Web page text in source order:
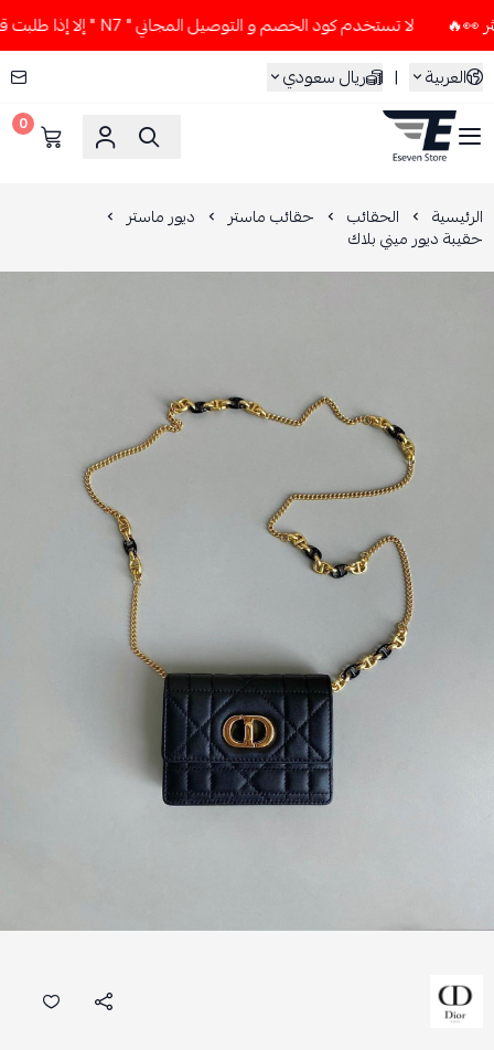
لا تستخدم كود الخصم و التوصيل المجاني " N7 " إلا إذا طلبت قطعتين أو أكثر 👀🔥
العربية
| ريال سعودي
ESEVEN STORE
0
الرئيسية الحقائب حقائب ماستر ديور ماستر
حقيبة ديور ميني بلاك